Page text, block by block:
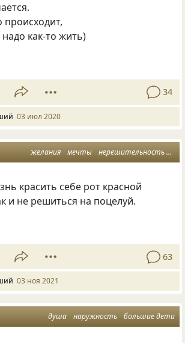
происходит,
как-то жить)
34
03 июл 2020
желания мечты нерешительность
красить себе рот красной
и не решиться на поцелуй.
63
03 ноя 2021
душа наружность большие дети